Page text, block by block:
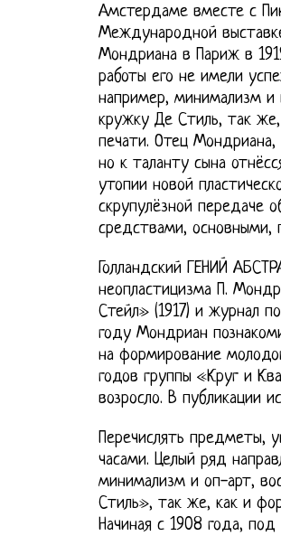
Амстердаме вместе с
Международной
Мондриана в Париж в
работы его не имели
например, минимализм и
кружку Де Стиль, так
печати. Отец
но к таланту сына
утопии новой
скрупулёзной передаче
средствами, основными,
Голландский ГЕНИЙ
неопластицизма П.
Стейл» (1917) и журнал
году Мондриан
на формирование
годов группы «Круг и
возросло. В публикации
Перечислять предметы,
часами. Целый ряд
минимализм и оп-арт,
Стиль», так же, как и
Начиная с 1908 года,